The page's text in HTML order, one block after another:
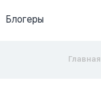
Блогеры
Главная